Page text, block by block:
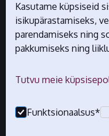
Liidu
Kasutame küpsiseid
isikupärastamiseks,
parendamiseks ning
pakkumiseks ning
Tutvu meie
Funktsionaalsus*